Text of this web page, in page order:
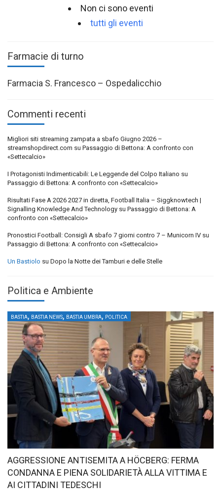
Non ci sono eventi
tutti gli eventi
Farmacie di turno
Farmacia S. Francesco – Ospedalicchio
Commenti recenti
Migliori siti streaming zampata a sbafo Giugno 2026 –
streamshopdirect.com su Passaggio di Bettona: A confronto con
«Settecalcio»
I Protagonisti Indimenticabili: Le Leggende del Colpo Italiano su
Passaggio di Bettona: A confronto con «Settecalcio»
Risultati Fase A 2026 2027 in diretta, Football Italia – Siggknowtech |
Signalling Knowledge And Technology su Passaggio di Bettona: A
confronto con «Settecalcio»
Pronostici Football: Consigli A sbafo 7 giorni contro 7 – Municorn IV su
Passaggio di Bettona: A confronto con «Settecalcio»
Un Bastiolo su Dopo la Notte dei Tamburi e delle Stelle
Politica e Ambiente
BASTIA, BASTIA NEWS, BASTIA UMBRA, POLITICA
AGGRESSIONE ANTISEMITA A HÖCBERG: FERMA
CONDANNA E PIENA SOLIDARIETÀ ALLA VITTIMA E
AI CITTADINI TEDESCHI